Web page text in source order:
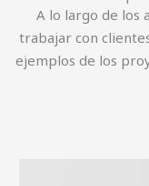
A lo largo de los
trabajar con
ejemplos de los